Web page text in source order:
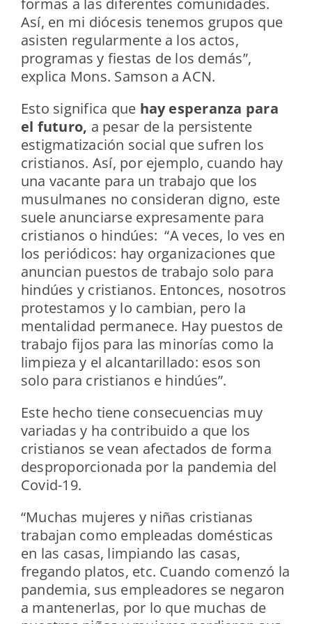
Así, en mi diócesis tenemos grupos que
asisten regularmente a los actos,
programas y fiestas de los demás”,
explica Mons. Samson a ACN.
Esto significa que hay esperanza para
el futuro, a pesar de la persistente
estigmatización social que sufren los
cristianos. Así, por ejemplo, cuando hay
una vacante para un trabajo que los
musulmanes no consideran digno, este
suele anunciarse expresamente para
cristianos o hindúes: “A veces, lo ves en
los periódicos: hay organizaciones que
anuncian puestos de trabajo solo para
hindúes y cristianos. Entonces, nosotros
protestamos y lo cambian, pero la
mentalidad permanece. Hay puestos de
trabajo fijos para las minorías como la
limpieza y el alcantarillado: esos son
solo para cristianos e hindúes”.
Este hecho tiene consecuencias muy
variadas y ha contribuido a que los
cristianos se vean afectados de forma
desproporcionada por la pandemia del
Covid-19.
“Muchas mujeres y niñas cristianas
trabajan como empleadas domésticas
en las casas, limpiando las casas,
fregando platos, etc. Cuando comenzó la
pandemia, sus empleadores se negaron
a mantenerlas, por lo que muchas de